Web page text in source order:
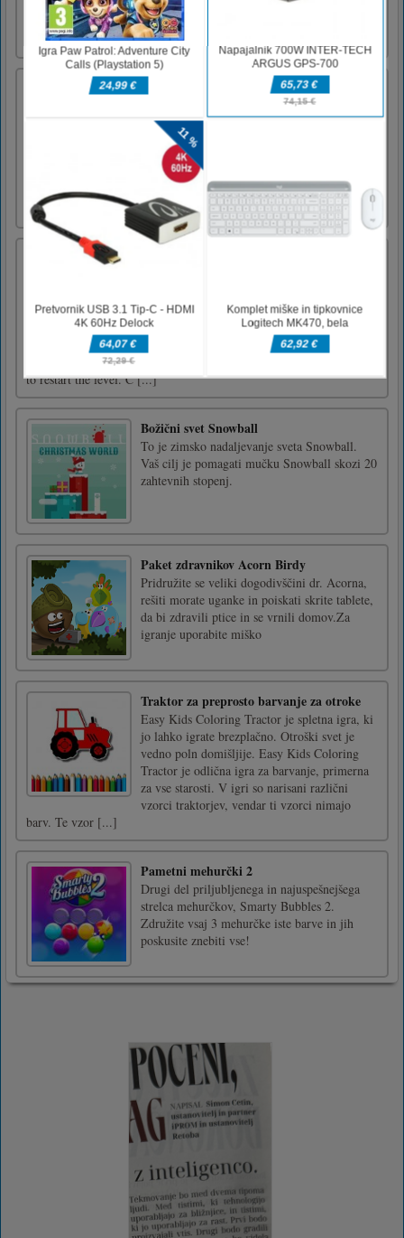
zvezdicami na vsaki ravni, morate kombinirati
moči in svoje sposobnosti. Ste kos temu
mističnemu izzivu?
Impostor Among Us vs Crewmate
Impostor Among Us vs Crewmate is a fun and
engaging Action game. Your mission is
simple: Execute all living crewmates in the
spaceship. Let no one survive. Hold and drag
to move around the ship, kill the crewmates,
and sabotage the objects. - When you kill
everyone without gettin [...]
difficulty curve and colorful visuals with
relaxing music keeps you focused in the
game.Have Fun!Use WASD or the arrow keys
to restart the level. C [...]
Božični svet Snowball
To je zimsko nadaljevanje sveta Snowball.
Vaš cilj je pomagati mučku Snowball skozi 20
zahtevnih stopenj.
Paket zdravnikov Acorn Birdy
Pridružite se veliki dogodivščini dr. Acorna,
rešiti morate uganke in poiskati skrite tablete,
da bi zdravili ptice in se vrnili domov.Za
igranje uporabite miško
Traktor za preprosto barvanje za otroke
Easy Kids Coloring Tractor je spletna igra, ki
jo lahko igrate brezplačno. Otroški svet je
vedno poln domišljije. Easy Kids Coloring
Tractor je odlična igra za barvanje, primerna
za vse starosti. V igri so narisani različni
vzorci traktorjev, vendar ti vzorci nimajo
barv. Te vzor [...]
Pametni mehurčki 2
Drugi del priljubljenega in najuspešnejšega
strelca mehurčkov, Smarty Bubbles 2.
Združite vsaj 3 mehurčke iste barve in jih
poskusite znebiti vse!